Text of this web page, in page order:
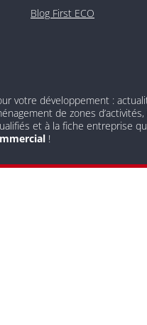
Blog First ECO
votre développement :
de zones
et à la fiche entreprise
!